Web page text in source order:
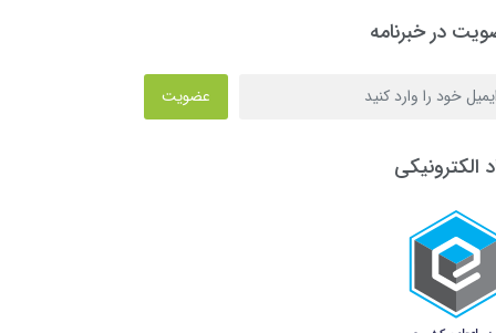
در خبرنامه
عضویت
الکترونیکی